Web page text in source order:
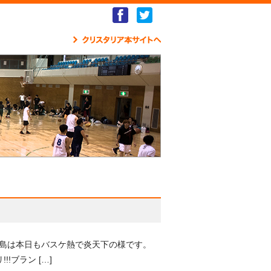
Facebook
本日もバスケ熱で炎天下の様です。
!!!ブラン […]